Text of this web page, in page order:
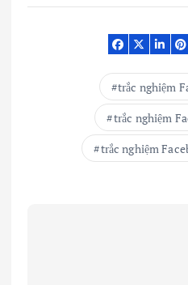
trắc nghiệm
trắc nghiệm
trắc nghiệm